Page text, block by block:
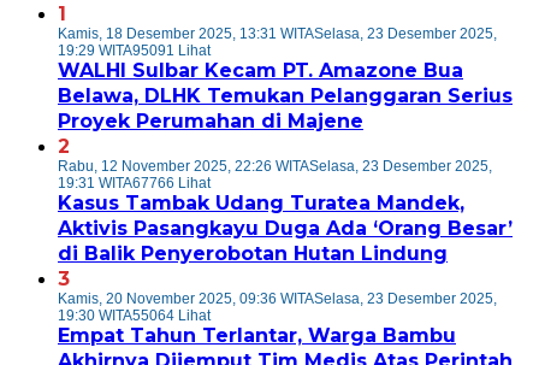
1
Kamis, 18 Desember 2025, 13:31 WITASelasa, 23 Desember 2025,
19:29 WITA95091 Lihat
WALHI Sulbar Kecam PT. Amazone Bua
Belawa, DLHK Temukan Pelanggaran Serius
Proyek Perumahan di Majene
2
Rabu, 12 November 2025, 22:26 WITASelasa, 23 Desember 2025,
19:31 WITA67766 Lihat
Kasus Tambak Udang Turatea Mandek,
Aktivis Pasangkayu Duga Ada ‘Orang Besar’
di Balik Penyerobotan Hutan Lindung
3
Kamis, 20 November 2025, 09:36 WITASelasa, 23 Desember 2025,
19:30 WITA55064 Lihat
Empat Tahun Terlantar, Warga Bambu
Akhirnya Dijemput Tim Medis Atas Perintah